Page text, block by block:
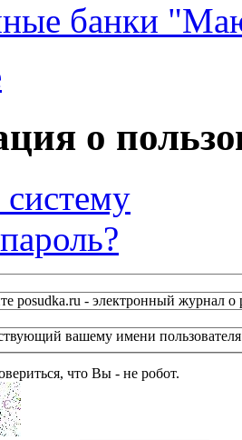
банки
о
posudka.ru - электронный журнал
вашему имени
что Вы - не робот.